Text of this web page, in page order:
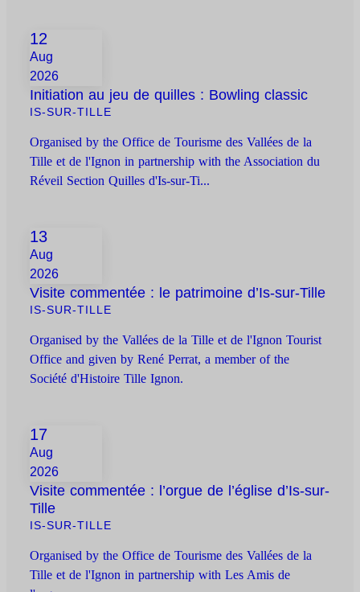
12
Aug
2026
Initiation au jeu de quilles : Bowling classic
IS-SUR-TILLE
Organised by the Office de Tourisme des Vallées de la
Tille et de l'Ignon in partnership with the Association du
Réveil Section Quilles d'Is-sur-Ti...
13
Aug
2026
Visite commentée : le patrimoine d’Is-sur-Tille
IS-SUR-TILLE
Organised by the Vallées de la Tille et de l'Ignon Tourist
Office and given by René Perrat, a member of the
Société d'Histoire Tille Ignon.
17
Aug
2026
Visite commentée : l’orgue de l’église d’Is-sur-
Tille
IS-SUR-TILLE
Organised by the Office de Tourisme des Vallées de la
Tille et de l'Ignon in partnership with Les Amis de